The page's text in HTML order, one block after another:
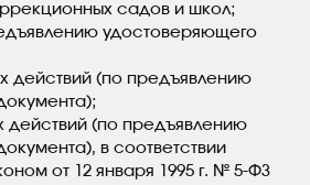
садов и школ;
удостоверяющего
действий (по предъявлению
(по предъявлению
в соответствии
от 12 января 1995 г. № 5-ФЗ